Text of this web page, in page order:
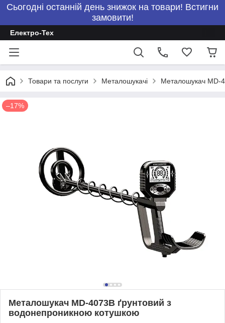
Сьогодні останній день знижок на товари! Встигни
замовити!
Електро-Тех
Товари та послуги Металошукачі Металошукач MD-
–17%
Металошукач MD-4073B ґрунтовий з
водонепроникною котушкою